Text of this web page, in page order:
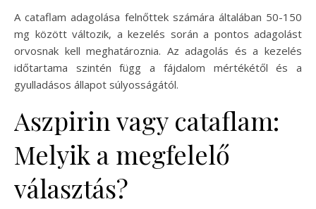
A cataflam adagolása felnőttek számára általában 50-150
mg között változik, a kezelés során a pontos adagolást
orvosnak kell meghatároznia. Az adagolás és a kezelés
időtartama szintén függ a fájdalom mértékétől és a
gyulladásos állapot súlyosságától.
Aszpirin vagy cataflam:
Melyik a megfelelő
választás?